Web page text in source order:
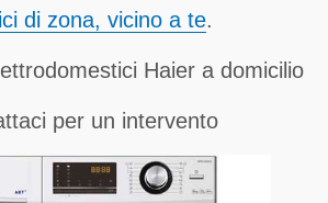
di zona, vicino a te.
Haier a domicilio
per un intervento